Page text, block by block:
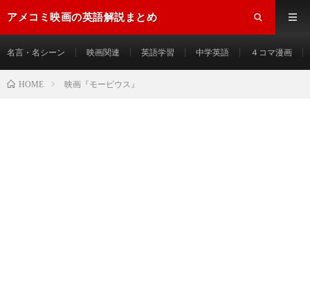
アメコミ映画の英語解説まとめ
名言・名シーン 映画関連 英語学習 中学英語 ４コマ漫画
HOME 映画『モービウス』